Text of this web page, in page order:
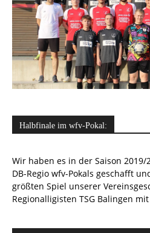
Halbfinale im wfv-Pokal:
Wir haben es in der Saison
DB-Regio wfv-Pokals geschafft
größten Spiel unserer
Regionalligisten TSG Balingen mit